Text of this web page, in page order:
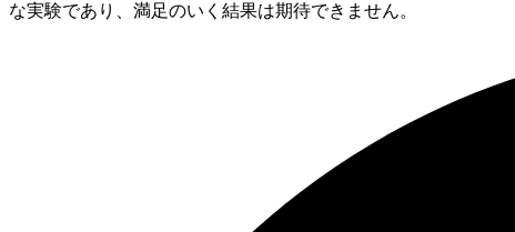
な実験であり、満足のいく結果は期待できません。